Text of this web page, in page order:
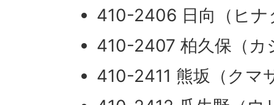
410-2406 日向（ヒナ
410-2407 柏久保（カ
410-2411 熊坂（クマ